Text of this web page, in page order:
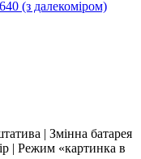
| Змінна батарея
| Режим «картинка в